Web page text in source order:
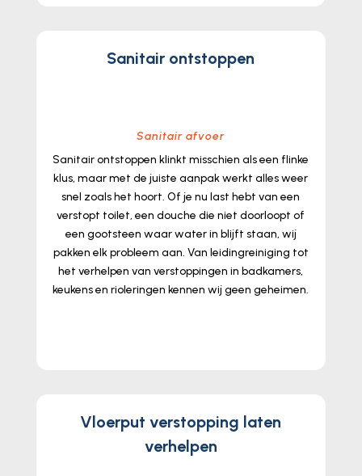
Sanitair ontstoppen
Sanitair afvoer
Sanitair ontstoppen klinkt misschien als een flinke
klus, maar met de juiste aanpak werkt alles weer
snel zoals het hoort.​ Of je nu last hebt van een
verstopt toilet, een douche die niet doorloopt of
een gootsteen waar water in blijft staan, wij
pakken elk probleem aan.​ Van leidingreiniging tot
het verhelpen van verstoppingen in badkamers,
keukens en rioleringen kennen wij geen geheimen.​
Vloerput verstopping laten
verhelpen